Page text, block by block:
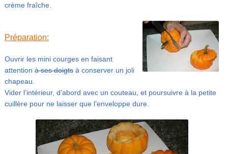
crème fraîche.
Préparation:
Ouvrir les mini courges en faisant
attention à ses doigtsà conserver un joli
chapeau.
Vider l’intérieur, d’abord avec un couteau, et poursuivre à la petite
cuillère pour ne laisser que l’enveloppe dure.